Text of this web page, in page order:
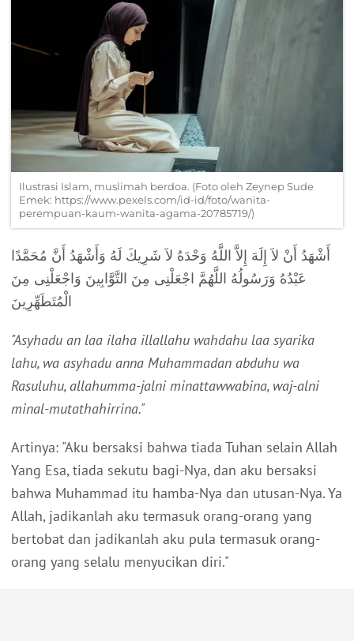
Ilustrasi Islam, muslimah berdoa. (Foto oleh Zeynep Sude
Emek: https://www.pexels.com/id-id/foto/wanita-
perempuan-kaum-wanita-agama-20785719/)
أَشْهَدُ أَنْ لاَ إِلَهَ إِلاَّ اللَّهُ وَحْدَهُ لاَ شَرِيكَ لَهُ وَأَشْهَدُ أَنَّ مُحَمَّدًا
عَبْدُهُ وَرَسُولُهُ اللَّهُمَّ اجْعَلْنِى مِنَ التَّوَّابِينَ وَاجْعَلْنِى مِنَ
الْمُتَطَهِّرِينَ
"Asyhadu an laa ilaha illallahu wahdahu laa syarika
lahu, wa asyhadu anna Muhammadan abduhu wa
Rasuluhu, allahumma-jalni minattawwabina, waj-alni
minal-mutathahirrina."
Artinya: "Aku bersaksi bahwa tiada Tuhan selain Allah
Yang Esa, tiada sekutu bagi-Nya, dan aku bersaksi
bahwa Muhammad itu hamba-Nya dan utusan-Nya. Ya
Allah, jadikanlah aku termasuk orang-orang yang
bertobat dan jadikanlah aku pula termasuk orang-
orang yang selalu menyucikan diri."